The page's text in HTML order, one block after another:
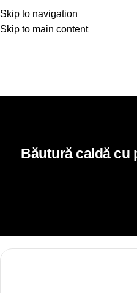
Skip to navigation
Skip to main content
Băutură caldă cu